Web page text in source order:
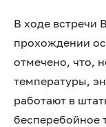
В ходе встречи
прохождении
отмечено, что,
температуры,
работают в
бесперебойное